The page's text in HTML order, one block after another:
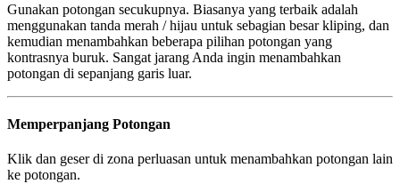
Gunakan potongan secukupnya. Biasanya yang terbaik adalah
menggunakan tanda merah / hijau untuk sebagian besar kliping, dan
kemudian menambahkan beberapa pilihan potongan yang
kontrasnya buruk. Sangat jarang Anda ingin menambahkan
potongan di sepanjang garis luar.
Memperpanjang Potongan
Klik dan geser di zona perluasan untuk menambahkan potongan lain
ke potongan.